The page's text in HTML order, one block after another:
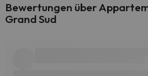
Bewertungen über
Grand Sud